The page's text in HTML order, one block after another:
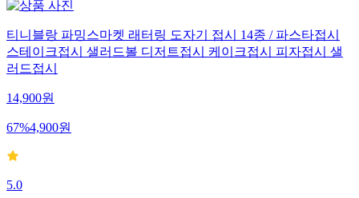
티니블랑 파밍스마켓 래터링 도자기 접시 14종 / 파스타접시
스테이크접시 샐러드볼 디저트접시 케이크접시 피자접시 샐
러드접시
14,900원
67%4,900원
5.0